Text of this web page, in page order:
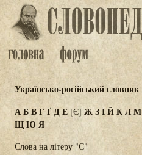
Українсько-російський словник
АБВГҐДЕ [Є] ЖЗІЙКЛМ
ЩЮ Я
Слова на літеру "Є"